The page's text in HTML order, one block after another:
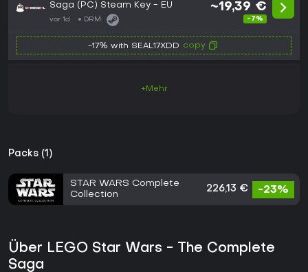
Saga (PC) Steam Key - EU
vor 1d DRM:
~19,39 €
-7%
-17% with SEAL17XDD copy
+Mehr
Packs (1)
STAR WARS Complete
Collection
226,13 € -23%
Über LEGO Star Wars - The Complete
Saga